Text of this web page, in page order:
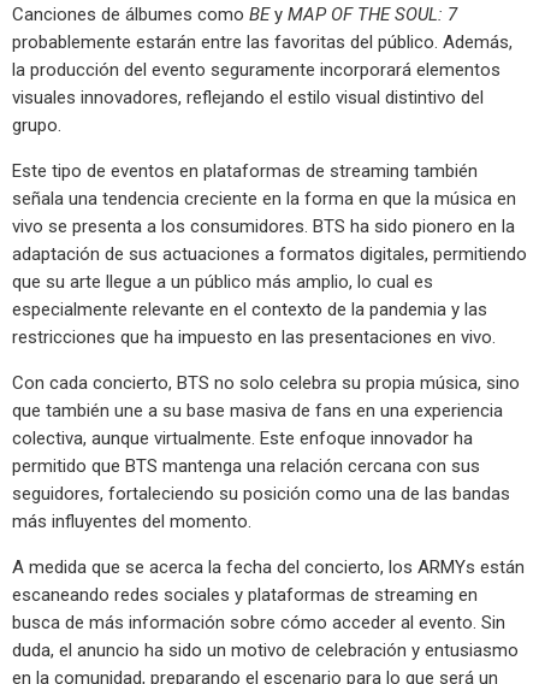
Canciones de álbumes como BEy MAP OF THE SOUL: 7
probablemente estarán entre las favoritas del público. Además,
la producción del evento seguramente incorporará elementos
visuales innovadores, reflejando el estilo visual distintivo del
grupo.
Este tipo de eventos en plataformas de streaming también
señala una tendencia creciente en la forma en que la música en
vivo se presenta a los consumidores. BTS ha sido pionero en la
adaptación de sus actuaciones a formatos digitales, permitiendo
que su arte llegue a un público más amplio, lo cual es
especialmente relevante en el contexto de la pandemia y las
restricciones que ha impuesto en las presentaciones en vivo.
Con cada concierto, BTS no solo celebra su propia música, sino
que también une a su base masiva de fans en una experiencia
colectiva, aunque virtualmente. Este enfoque innovador ha
permitido que BTS mantenga una relación cercana con sus
seguidores, fortaleciendo su posición como una de las bandas
más influyentes del momento.
A medida que se acerca la fecha del concierto, los ARMYs están
escaneando redes sociales y plataformas de streaming en
busca de más información sobre cómo acceder al evento. Sin
duda, el anuncio ha sido un motivo de celebración y entusiasmo
en la comunidad, preparando el escenario para lo que será un